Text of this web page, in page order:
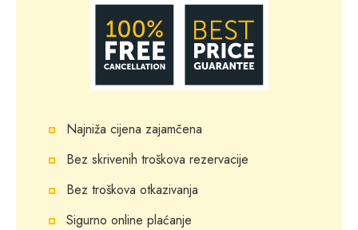
Olimpijske igre sa Skifoxparcoursom, štafetno trčanje i još
Najniža cijena zajamčena
Bez skrivenih troškova rezervacije
Bez troškova otkazivanja
Sigurno online plaćanje